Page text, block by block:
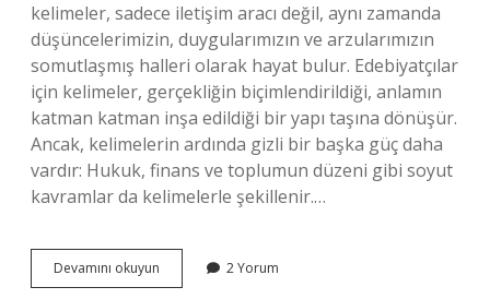
kelimeler, sadece iletişim aracı değil, aynı zamanda
düşüncelerimizin, duygularımızın ve arzularımızın
somutlaşmış halleri olarak hayat bulur. Edebiyatçılar
için kelimeler, gerçekliğin biçimlendirildiği, anlamın
katman katman inşa edildiği bir yapı taşına dönüşür.
Ancak, kelimelerin ardında gizli bir başka güç daha
vardır: Hukuk, finans ve toplumun düzeni gibi soyut
kavramlar da kelimelerle şekillenir.…
Devamını okuyun Bankaya
ibraz
2 Yorum